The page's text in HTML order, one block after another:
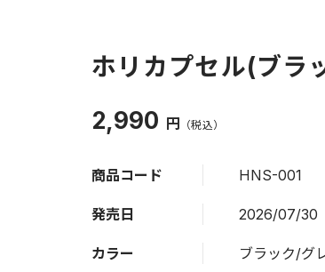
ホリカプセル(ブラ
2,990 円 （税込）
商品コード HNS-001
発売日 2026/07/30
カラー ブラック/グ